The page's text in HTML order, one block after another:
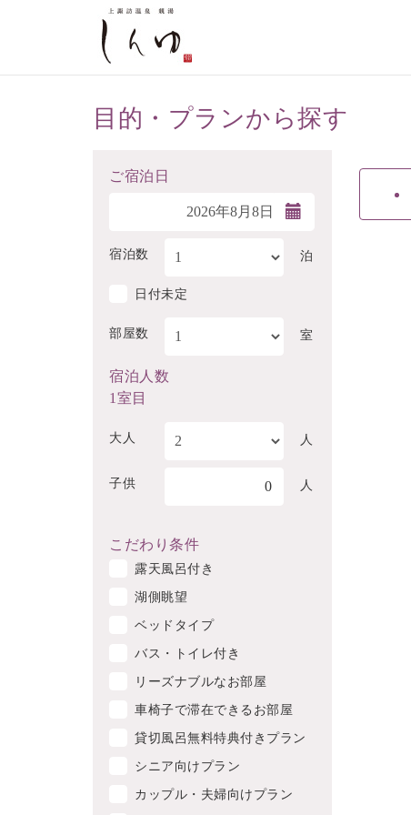
目的・プランから探す
ご宿泊日
宿泊数 泊
日付未定
部屋数 室
宿泊人数
1室目
大人 人
子供 0 人
こだわり条件
露天風呂付き
湖側眺望
ベッドタイプ
バス・トイレ付き
リーズナブルなお部屋
車椅子で滞在できるお部屋
貸切風呂無料特典付きプラン
シニア向けプラン
カップル・夫婦向けプラン